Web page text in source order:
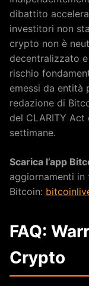
dibattito
investitori non
crypto non è
decentralizzato
rischio
emessi da entità
redazione di
del CLARITY Act
settimane.
Scarica l’app
aggiornamenti in
Bitcoin:
FAQ:
Crypto